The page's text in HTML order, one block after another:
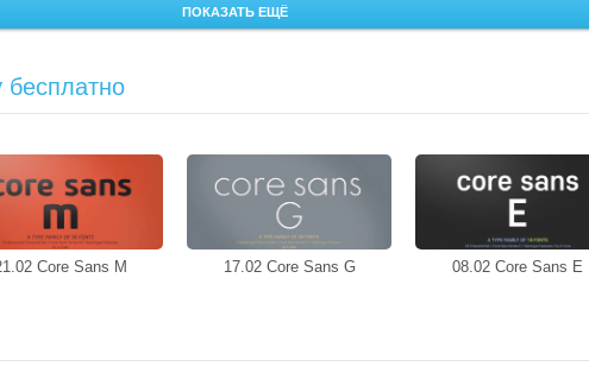
ПОКАЗАТЬ ЕЩЁ
Core Sans M 17.02 Core Sans G 08.02 Core Sans E